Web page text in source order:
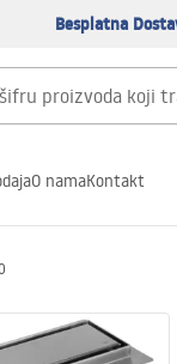
Besplatna
O namaKontakt